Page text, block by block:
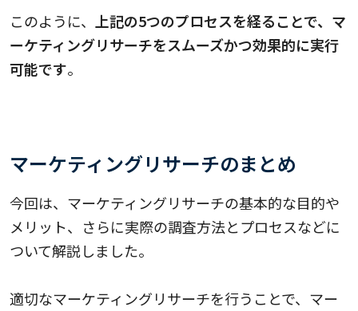
このように、
上記の5つのプロセスを経ることで、マ
ーケティングリサーチをスムーズかつ効果的に実行
可能です。
マーケティングリサーチのまとめ
今回は、マーケティングリサーチの基本的な目的や
メリット、さらに実際の調査方法とプロセスなどに
ついて解説しました。
適切なマーケティングリサーチを行うことで、マー